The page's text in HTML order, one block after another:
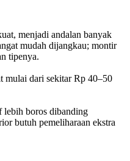
menjadi andalan banyak
mudah dijangkau; montir
tipenya.
mulai dari sekitar Rp 40–50
boros dibanding
butuh pemeliharaan ekstra